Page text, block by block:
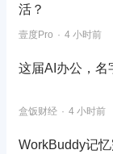
活？
壹度Pro 4 小时前
这届AI办公，名
盒饭财经 4 小时前
WorkBuddy记